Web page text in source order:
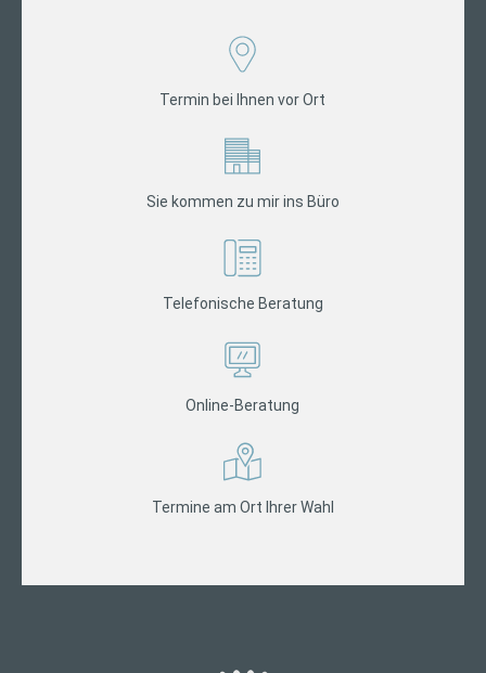
Termin bei Ihnen vor Ort
Sie kommen zu mir ins Büro
Telefonische Beratung
Online-Beratung
Termine am Ort Ihrer Wahl